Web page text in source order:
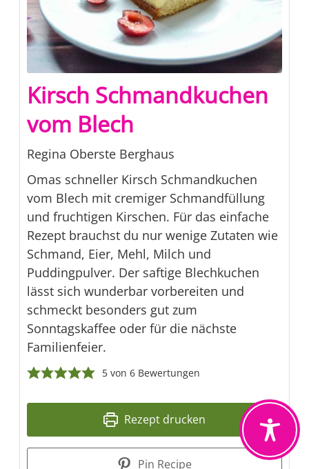
Kirsch Schmandkuchen
vom Blech
Regina Oberste Berghaus
Omas schneller Kirsch Schmandkuchen
vom Blech mit cremiger Schmandfüllung
und fruchtigen Kirschen. Für das einfache
Rezept brauchst du nur wenige Zutaten wie
Schmand, Eier, Mehl, Milch und
Puddingpulver. Der saftige Blechkuchen
lässt sich wunderbar vorbereiten und
schmeckt besonders gut zum
Sonntagskaffee oder für die nächste
Familienfeier.
5von 6Bewertungen
Rezept drucken
Pin Recipe